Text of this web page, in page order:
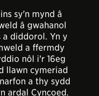
sy'n mynd â
â gwahanol
diddorol. Yn y
a ffermdy
nôl i'r 16eg
llawn cymeriad
a thy sydd
ardal Cyncoed.